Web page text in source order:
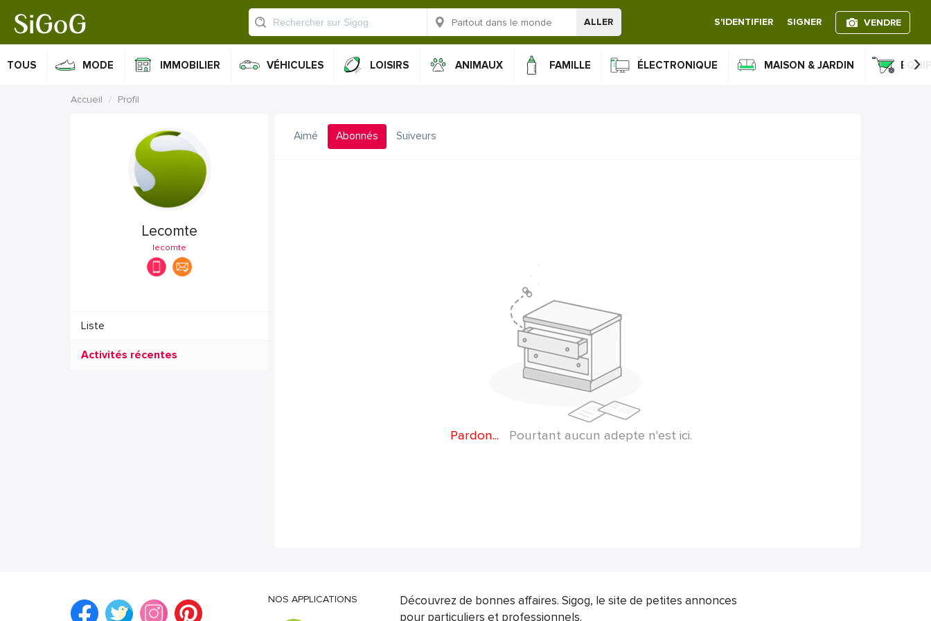
ALLER S'IDENTIFIER SIGNER VENDRE
TOUS MODE IMMOBILIER VÉHICULES LOISIRS ANIMAUX FAMILLE ÉLECTRONIQUE MAISON & JARDIN ›
Accueil Profil
Lecomte
lecomte
Liste
Activités récentes
Aimé Abonnés Suiveurs
Pardon... Pourtant aucun adepte n'est ici.
NOS APPLICATIONS
Découvrez de bonnes affaires. Sigog, le site de petites annonces
pour particuliers et professionnels.